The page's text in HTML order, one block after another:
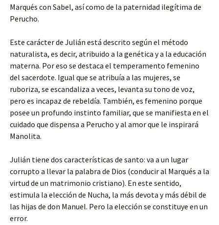
Marqués con Sabel, así como de la paternidad ilegítima de
Perucho.
Este carácter de Julián está descrito según el método
naturalista, es decir, atribuido a la genética y a la educación
materna. Por eso se destaca el temperamento femenino
del sacerdote. Igual que se atribuía a las mujeres, se
ruboriza, se escandaliza a veces, levanta su tono de voz,
pero es incapaz de rebeldía. También, es femenino porque
posee un profundo instinto familiar, que se manifiesta en el
cuidado que dispensa a Perucho y al amor que le inspirará
Manolita.
Julián tiene dos características de santo: va a un lugar
corrupto a llevar la palabra de Dios (conducir al Marqués a la
virtud de un matrimonio cristiano). En este sentido,
estimula la elección de Nucha, la más devota y más débil de
las hijas de don Manuel. Pero la elección se constituye en un
error.